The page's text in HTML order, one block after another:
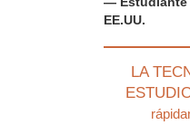
EE.UU.
LA